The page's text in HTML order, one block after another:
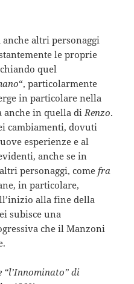
altri personaggi
le proprie
quel
“, particolarmente
in particolare nella
anche in quella di Renzo.
cambiamenti, dovuti
esperienze e al
anche se in
personaggi, come fra
in particolare,
alla fine della
subisce una
che il Manzoni
di